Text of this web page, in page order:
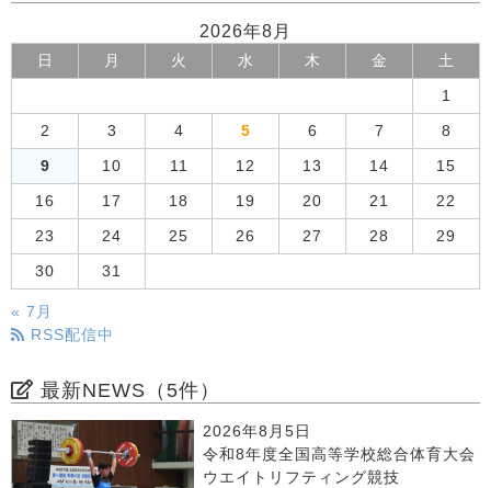
2026年8月
日 月 火 水 木 金 土
1
2 3 4 5 6 7 8
9 10 11 12 13 14 15
16 17 18 19 20 21 22
23 24 25 26 27 28 29
30 31
« 7月
RSS配信中
最新NEWS（5件）
2026年8月5日
令和8年度全国高等学校総合体育大会
ウエイトリフティング競技